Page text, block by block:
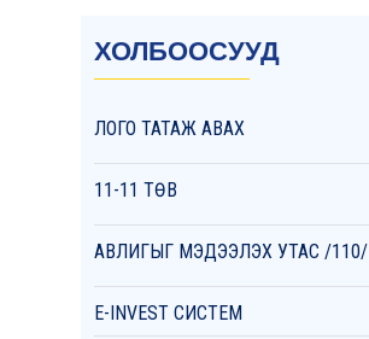
ХОЛБООСУУД
ЛОГО ТАТАЖ АВАХ
11-11 ТӨВ
АВЛИГЫГ МЭДЭЭЛЭХ УТАС /110/
E-INVEST СИСТЕМ